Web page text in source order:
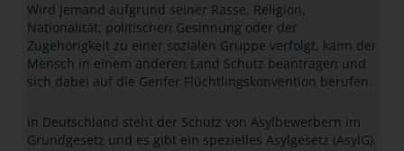
Wird jemand aufgrund seiner Rasse, Religion,
Nationalität, politischen Gesinnung oder der
Zugehörigkeit zu einer sozialen Gruppe verfolgt, kann der
Mensch in einem anderen Land Schutz beantragen und
sich dabei auf die Genfer Flüchtlingskonvention berufen.
In Deutschland steht der Schutz von Asylbewerbern im
Grundgesetz und es gibt ein spezielles Asylgesetz (AsylG).